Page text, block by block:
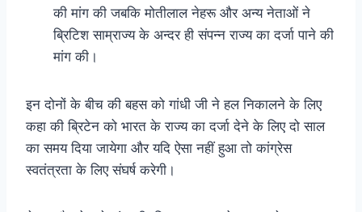
की मांग की जबकि मोतीलाल नेहरू और अन्य नेताओं ने
ब्रिटिश साम्राज्य के अन्दर ही संपन्न राज्य का दर्जा पाने की
मांग की।
इन दोनों के बीच की बहस को गांधी जी ने हल निकालने के लिए
कहा की ब्रिटेन को भारत के राज्य का दर्जा देने के लिए दो साल
का समय दिया जायेगा और यदि ऐसा नहीं हुआ तो कांग्रेस
स्वतंत्रता के लिए संघर्ष करेगी।